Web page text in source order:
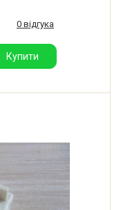
0 відгука
Купити